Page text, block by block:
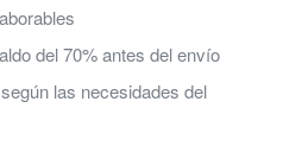
del 70% antes del envío
las necesidades del